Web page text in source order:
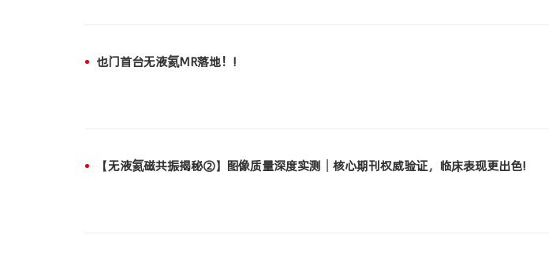
也门首台无液氦MR落地！!
【无液氦磁共振揭秘②】图像质量深度实测｜核心期刊权威验证，临床表现更出色!